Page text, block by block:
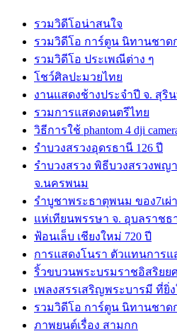
รวมวิดีโอน่าสนใจ
รวมวิดีโอ การ์ตูน นิทานชาด
รวมวิดีโอ ประเพณีต่าง ๆ
โชว์ศิลปะมวยไทย
งานแสดงช้างประจำปี จ. สุริ
รวมการแสดงดนตรีไทย
วิธีการใช้ phantom 4 dji
รำบวงสรวงอุดรธานี 126 ปี
รำบวงสรวง พิธีบวงสรวงพญ
จ.นครพนม
รำบูชาพระธาตุพนม ของ7เผ่
แห่เทียนพรรษา จ. อุบลราชธ
ฟ้อนเล็บ เชียงใหม่ 720 ปี
การแสดงโนรา ตัวแทนการ
ริ้วขบวนพระบรมราชอิสริยย
เพลงสรรเสริญพระบารมี ที่ยิ่
รวมวิดีโอ การ์ตูน นิทานชาด
ภาพยนต์เรื่อง สามกก